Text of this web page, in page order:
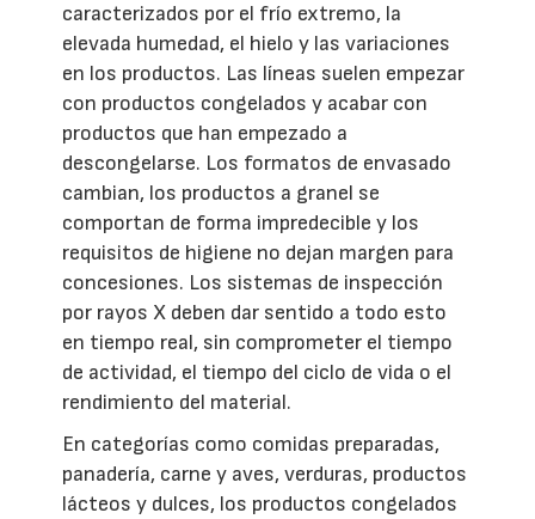
caracterizados por el frío extremo, la
elevada humedad, el hielo y las variaciones
en los productos. Las líneas suelen empezar
con productos congelados y acabar con
productos que han empezado a
descongelarse. Los formatos de envasado
cambian, los productos a granel se
comportan de forma impredecible y los
requisitos de higiene no dejan margen para
concesiones. Los sistemas de inspección
por rayos X deben dar sentido a todo esto
en tiempo real, sin comprometer el tiempo
de actividad, el tiempo del ciclo de vida o el
rendimiento del material.
En categorías como comidas preparadas,
panadería, carne y aves, verduras, productos
lácteos y dulces, los productos congelados